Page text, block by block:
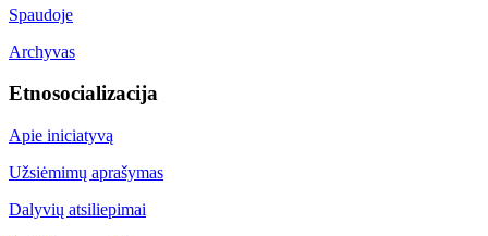
Spaudoje
Archyvas
Etnosocializacija
Apie iniciatyvą
Užsiėmimų aprašymas
Dalyvių atsiliepimai